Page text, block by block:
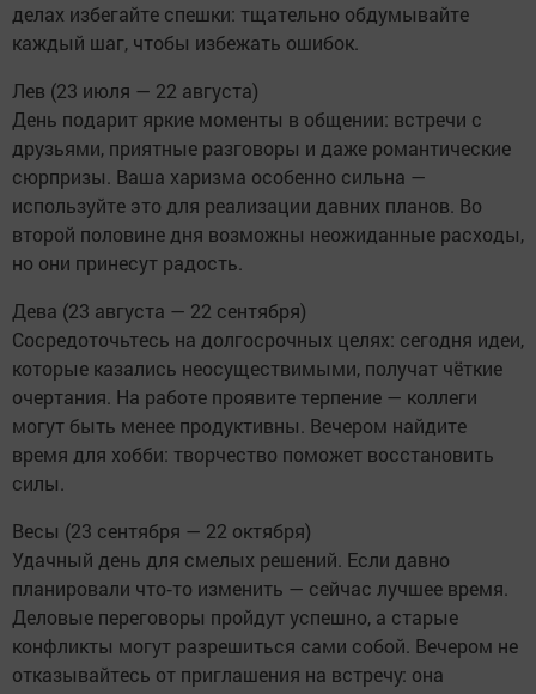
делах избегайте спешки: тщательно обдумывайте
каждый шаг, чтобы избежать ошибок.
Лев (23 июля — 22 августа)
День подарит яркие моменты в общении: встречи с
друзьями, приятные разговоры и даже романтические
сюрпризы. Ваша харизма особенно сильна —
используйте это для реализации давних планов. Во
второй половине дня возможны неожиданные расходы,
но они принесут радость.
Дева (23 августа — 22 сентября)
Сосредоточьтесь на долгосрочных целях: сегодня идеи,
которые казались неосуществимыми, получат чёткие
очертания. На работе проявите терпение — коллеги
могут быть менее продуктивны. Вечером найдите
время для хобби: творчество поможет восстановить
силы.
Весы (23 сентября — 22 октября)
Удачный день для смелых решений. Если давно
планировали что‑то изменить — сейчас лучшее время.
Деловые переговоры пройдут успешно, а старые
конфликты могут разрешиться сами собой. Вечером не
отказывайтесь от приглашения на встречу: она